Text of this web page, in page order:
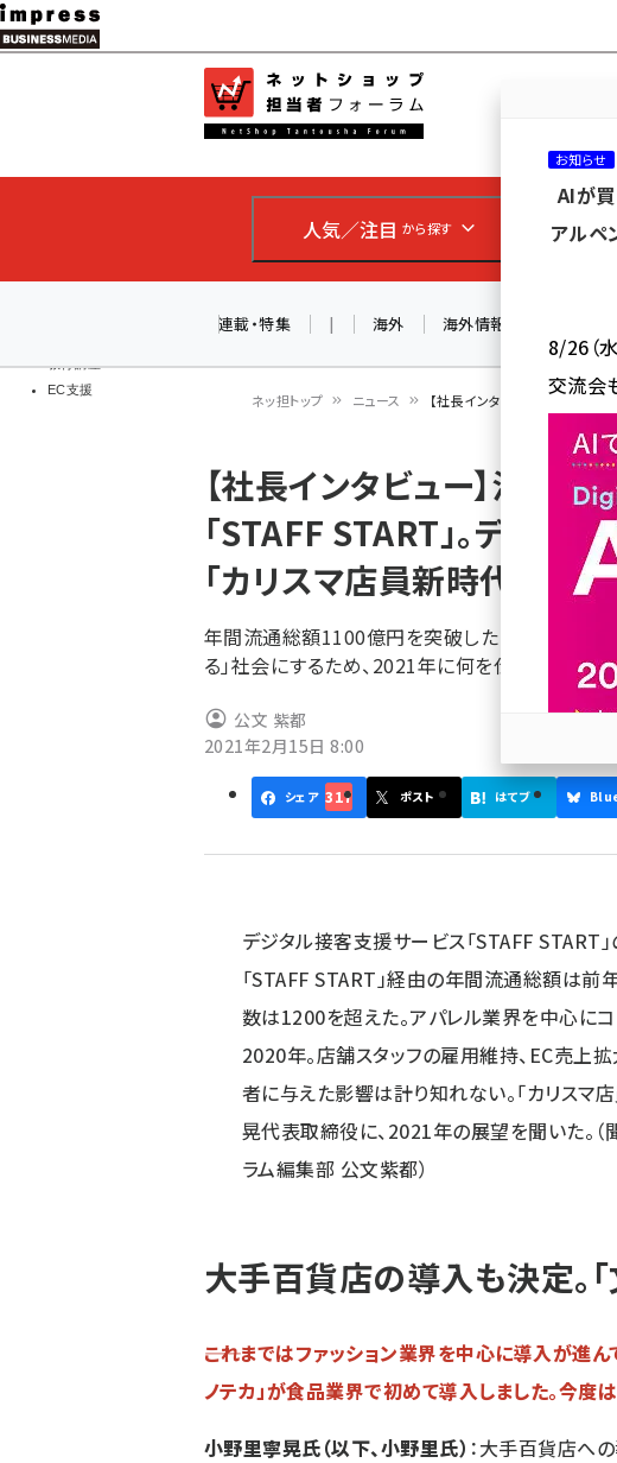
メ
イ
ン
ツ
移
教育講座
EC支援
人気／注目 から探す カテ
連載・特集 | 海外 海外情報
ン
く
ず
ネッ担トップ ニュース 【社長インタビュー】流通額2.8
【社長インタビュー】流通
「STAFF START」。デジ
「カリスマ店員新時代」とは
年間流通総額1100億円を突破した「STAFF
る」社会にするため、2021年に何を仕掛けるの
公文 紫都
2021年2月15日 8:00
シェア 317 ポスト はてブ
デジタル接客支援サービス「STAFF START
「STAFF START」経由の年間流通総額は前
数は1200を超えた。アパレル業界を中心に
2020年。店舗スタッフの雇用維持、EC売上
者に与えた影響は計り知れない。「カリスマ
晃代表取締役に、2021年の展望を聞いた。（
ラム編集部 公文紫都）
大手百貨店の導入も決定。
――これまではファッション業界を中心に導入が進
ノテカ」が食品業界で初めて導入しました。今
小野里寧晃氏（以下、小野里氏） ：大手百貨店へ
お知らせ
AIが買
アルペ
8/26（
交流会
参加登